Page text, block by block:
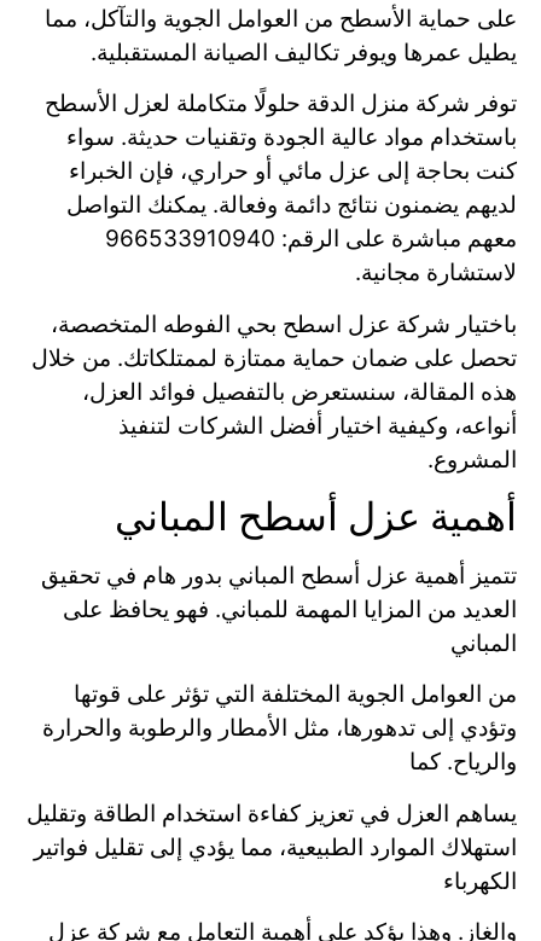
على حماية الأسطح من العوامل الجوية والتآكل، مما
يطيل عمرها ويوفر تكاليف الصيانة المستقبلية.
توفر شركة منزل الدقة حلولًا متكاملة لعزل الأسطح
باستخدام مواد عالية الجودة وتقنيات حديثة. سواء
كنت بحاجة إلى عزل مائي أو حراري، فإن الخبراء
لديهم يضمنون نتائج دائمة وفعالة. يمكنك التواصل
معهم مباشرة على الرقم: 966533910940
لاستشارة مجانية.
باختيار شركة عزل اسطح بحي الفوطه المتخصصة،
تحصل على ضمان حماية ممتازة لممتلكاتك. من خلال
هذه المقالة، سنستعرض بالتفصيل فوائد العزل،
أنواعه، وكيفية اختيار أفضل الشركات لتنفيذ
المشروع.
أهمية عزل أسطح المباني
تتميز أهمية عزل أسطح المباني بدور هام في تحقيق
العديد من المزايا المهمة للمباني. فهو يحافظ على
المباني
من العوامل الجوية المختلفة التي تؤثر على قوتها
وتؤدي إلى تدهورها، مثل الأمطار والرطوبة والحرارة
والرياح. كما
يساهم العزل في تعزيز كفاءة استخدام الطاقة وتقليل
استهلاك الموارد الطبيعية، مما يؤدي إلى تقليل فواتير
الكهرباء
والغاز. وهذا يؤكد على أهمية التعامل مع شركة عزل